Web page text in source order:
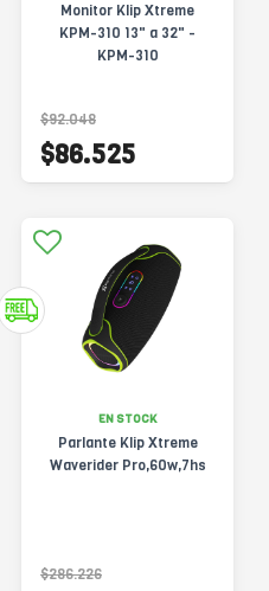
Monitor Klip Xtreme
KPM-310 13" a 32" -
KPM-310
$92.048
$86.525
EN STOCK
Parlante Klip Xtreme
Waverider Pro,60w,7hs
$286.226